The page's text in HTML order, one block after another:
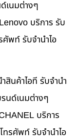
เนมต่างๆ
บริการ รับ
ศัพท์ รับจำนำไอ
สินค้าไอที รับจำนำ
นด์เนมต่างๆ
บริการ
ทรศัพท์ รับจำนำไอ